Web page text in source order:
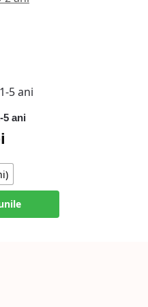
5 ani